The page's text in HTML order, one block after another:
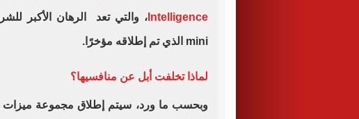
Intelligence
mini الذي تم إطلاقه مؤخرًا.
لماذا تخلفت أبل عن منافسيها؟